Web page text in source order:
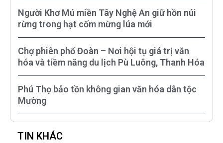
Người Khơ Mú miền Tây Nghệ An giữ hồn núi
rừng trong hạt cốm mừng lúa mới
Chợ phiên phố Đoàn – Nơi hội tụ giá trị văn
hóa và tiềm năng du lịch Pù Luông, Thanh Hóa
Phú Thọ bảo tồn không gian văn hóa dân tộc
Mường
TIN KHÁC